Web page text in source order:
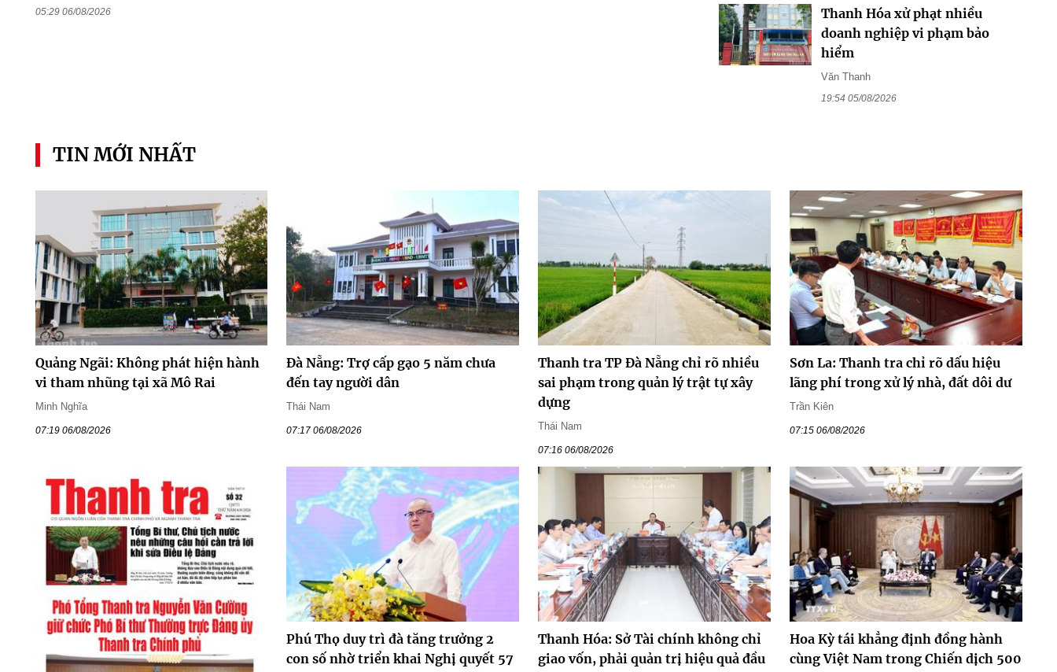
05:29 06/08/2026
Thanh Hóa xử phạt nhiều
doanh nghiệp vi phạm bảo
hiểm
Văn Thanh
19:54 05/08/2026
TIN MỚI NHẤT
Quảng Ngãi: Không phát hiện hành
vi tham nhũng tại xã Mô Rai
Minh Nghĩa
07:19 06/08/2026
Đà Nẵng: Trợ cấp gạo 5 năm chưa
đến tay người dân
Thái Nam
07:17 06/08/2026
Thanh tra TP Đà Nẵng chỉ rõ nhiều
sai phạm trong quản lý trật tự xây
dựng
Thái Nam
07:16 06/08/2026
Sơn La: Thanh tra chỉ rõ dấu hiệu
lãng phí trong xử lý nhà, đất dôi dư
Trần Kiên
07:15 06/08/2026
Phú Thọ duy trì đà tăng trưởng 2
con số nhờ triển khai Nghị quyết 57
Thanh Hóa: Sở Tài chính không chỉ
giao vốn, phải quản trị hiệu quả đầu
Hoa Kỳ tái khẳng định đồng hành
cùng Việt Nam trong Chiến dịch 500